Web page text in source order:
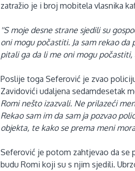
zatražio je i broj mobitela vlasnika
''S moje desne strane sjedili su
oni mogu počastiti. Ja sam rekao
pitali ga da li me oni mogu počastiti,
Poslije toga Seferović je zvao
Zavidovići udaljena sedamdesetak
Romi nešto izazvali. Ne prilazeći
Rekao sam im da sam ja pozvao
objekta, te kako se prema meni
Seferović je potom zahtjevao da se
budu Romi koji su s njim sjedili.